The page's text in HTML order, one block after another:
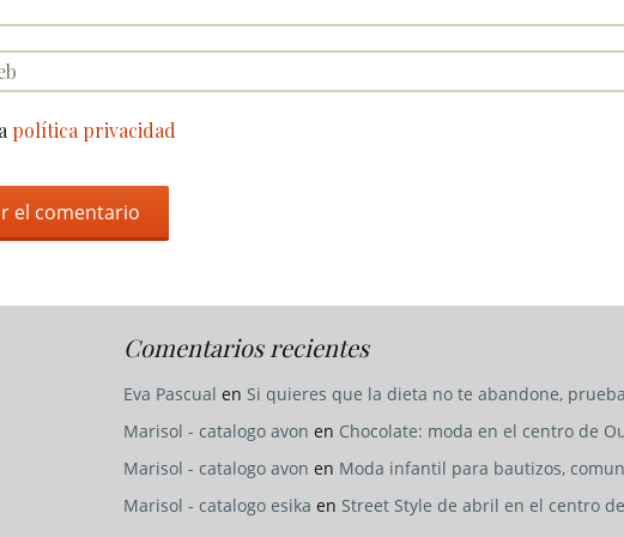
política privacidad
Comentarios recientes
Eva Pascual en Si quieres que la dieta no te abandone,
Marisol - catalogo avon en Chocolate: moda en el centro de
Marisol - catalogo avon en Moda infantil para bautizos,
Marisol - catalogo esika en Street Style de abril en el centro